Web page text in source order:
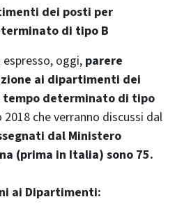
dei posti per
di tipo B
oggi, parere
ai dipartimenti dei
determinato di tipo
che verranno discussi dal
dal Ministero
(prima in Italia) sono 75.
ai Dipartimenti: